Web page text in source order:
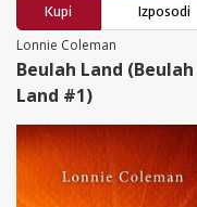
Kupi
Izposodi
Lonnie Coleman
Beulah Land (Beulah
Land #1)